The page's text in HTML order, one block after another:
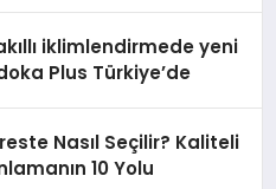
iklimlendirmede yeni
Plus Türkiye’de
Nasıl Seçilir? Kaliteli
10 Yolu